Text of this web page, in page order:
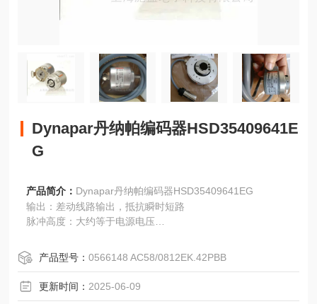
Dynapar丹纳帕编码器HSD35409641E
G
产品简介： Dynapar丹纳帕编码器HSD35409641EG
输出：差动线路输出，抵抗瞬时短路
脉冲高度：大约等于电源电压
负载能力：每路输出50mA
电子温度范围：
标准：0°C到+70°C
特别：–25°C到+85°C
产品型号：0566148 AC58/0812EK.42PBB
更新时间： 2025-06-09